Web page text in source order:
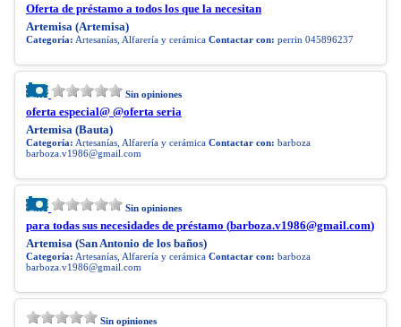
Oferta de préstamo a todos los que la necesitan
Artemisa (Artemisa)
Categoría: Artesanías, Alfarería y cerámica Contactar con: perrin 045896237
Sin opiniones
oferta especial@ @oferta seria
Artemisa (Bauta)
Categoría: Artesanías, Alfarería y cerámica Contactar con: barboza
barboza.v1986@gmail.com
Sin opiniones
para todas sus necesidades de préstamo (barboza.v1986@gmail.com)
Artemisa (San Antonio de los baños)
Categoría: Artesanías, Alfarería y cerámica Contactar con: barboza
barboza.v1986@gmail.com
Sin opiniones